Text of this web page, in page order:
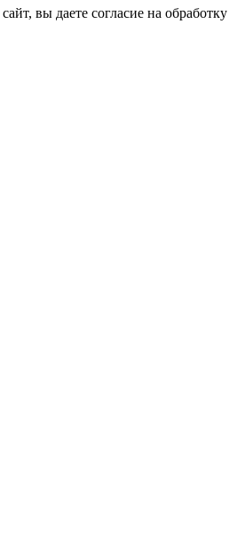
вы даете согласие на обработку